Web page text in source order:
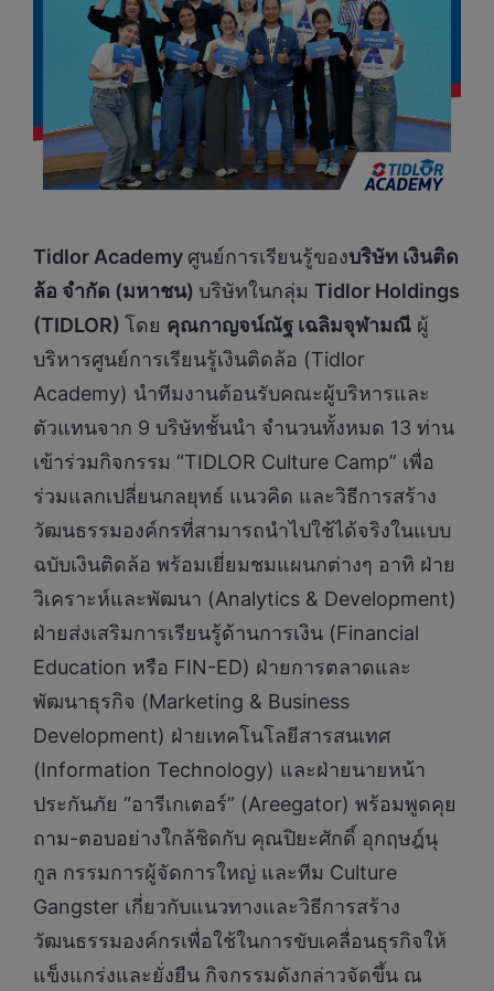
Tidlor Academy ศูนย์การเรียนรู้ของบริษัท เงินติด
ล้อ จำกัด (มหาชน) บริษัทในกลุ่ม Tidlor Holdings
(TIDLOR) โดย คุณกาญจน์ณัฐ เฉลิมจุฬามณี ผู้
บริหารศูนย์การเรียนรู้เงินติดล้อ (Tidlor
Academy) นำทีมงานต้อนรับคณะผู้บริหารและ
ตัวแทนจาก 9 บริษัทชั้นนำ จำนวนทั้งหมด 13 ท่าน
เข้าร่วมกิจกรรม “TIDLOR Culture Camp” เพื่อ
ร่วมแลกเปลี่ยนกลยุทธ์ แนวคิด และวิธีการสร้าง
วัฒนธรรมองค์กรที่สามารถนำไปใช้ได้จริงในแบบ
ฉบับเงินติดล้อ พร้อมเยี่ยมชมแผนกต่างๆ อาทิ ฝ่าย
วิเคราะห์และพัฒนา (Analytics & Development)
ฝ่ายส่งเสริมการเรียนรู้ด้านการเงิน (Financial
Education หรือ FIN-ED) ฝ่ายการตลาดและ
พัฒนาธุรกิจ (Marketing & Business
Development) ฝ่ายเทคโนโลยีสารสนเทศ
(Information Technology) และฝ่ายนายหน้า
ประกันภัย “อารีเกเตอร์” (Areegator) พร้อมพูดคุย
ถาม-ตอบอย่างใกล้ชิดกับ คุณปิยะศักดิ์ อุกฤษฎ์นุ
กูล กรรมการผู้จัดการใหญ่ และทีม Culture
Gangster เกี่ยวกับแนวทางและวิธีการสร้าง
วัฒนธรรมองค์กรเพื่อใช้ในการขับเคลื่อนธุรกิจให้
แข็งแกร่งและยั่งยืน กิจกรรมดังกล่าวจัดขึ้น ณ